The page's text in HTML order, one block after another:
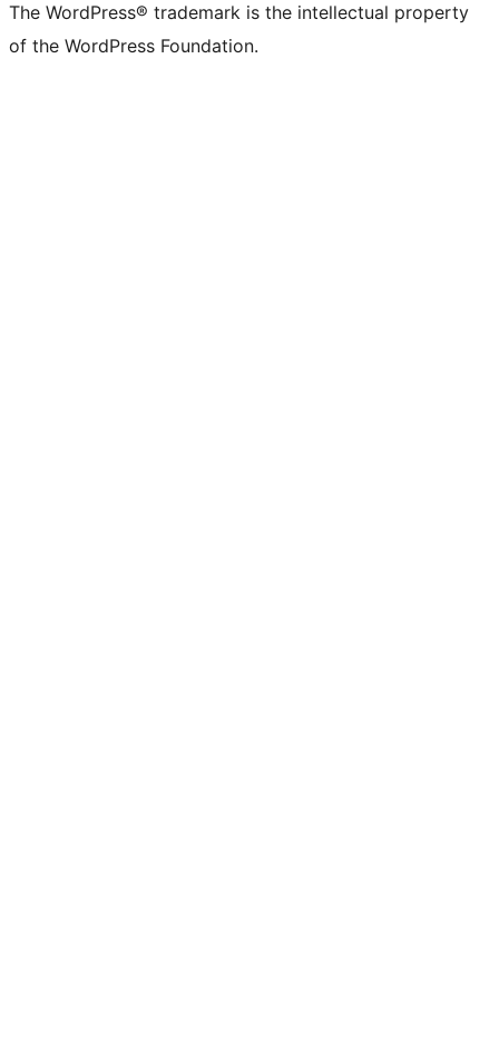
The WordPress® trademark is the intellectual property
of the WordPress Foundation.